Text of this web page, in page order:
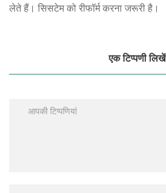
लेते हैं। सिसटेम को रीफॉर्म करना जरूरी है।
एक टिप्पणी लिखें